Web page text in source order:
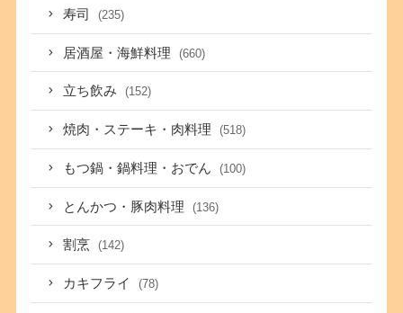
寿司 (235)
居酒屋・海鮮料理 (660)
立ち飲み (152)
焼肉・ステーキ・肉料理 (518)
もつ鍋・鍋料理・おでん (100)
とんかつ・豚肉料理 (136)
割烹 (142)
カキフライ (78)